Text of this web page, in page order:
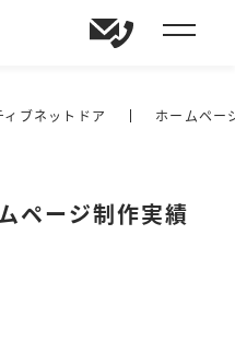
ブネットドア ホームペー
ページ制作実績